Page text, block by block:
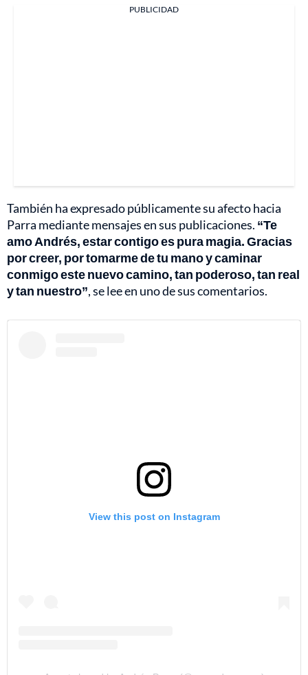
PUBLICIDAD
También ha expresado públicamente su afecto hacia
Parra mediante mensajes en sus publicaciones. “Te
amo Andrés, estar contigo es pura magia. Gracias
por creer, por tomarme de tu mano y caminar
conmigo este nuevo camino, tan poderoso, tan real
y tan nuestro”, se lee en uno de sus comentarios.
View this post on Instagram